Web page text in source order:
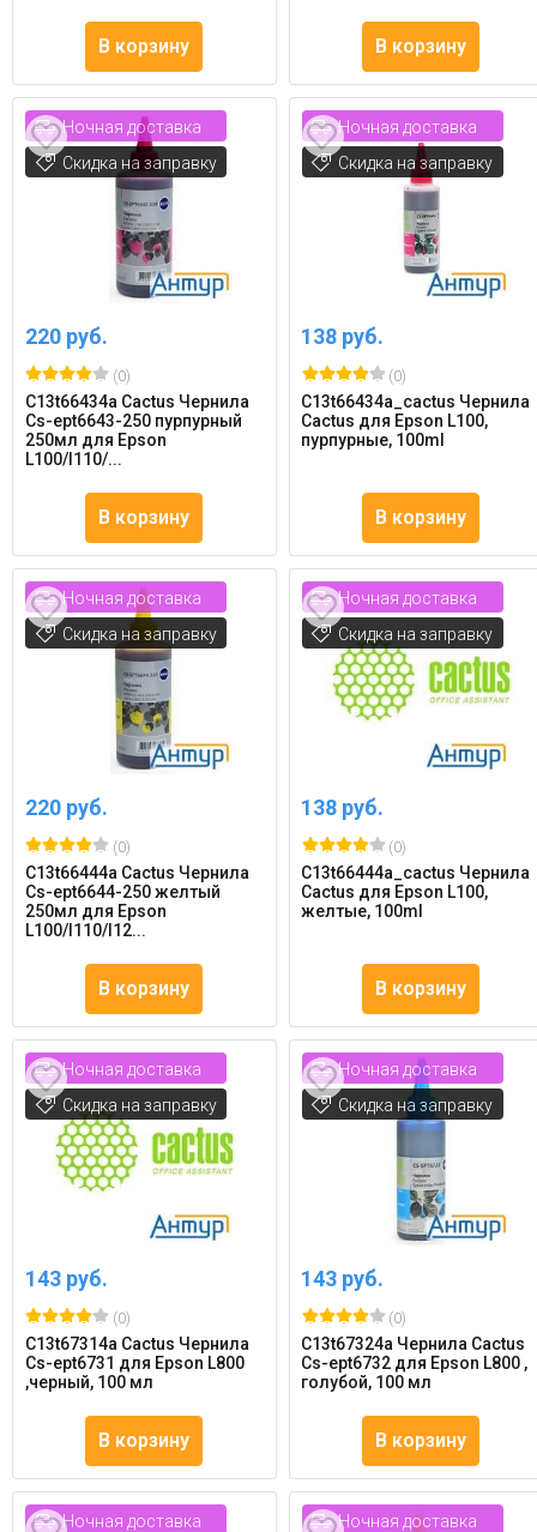
В корзину В корзину
Ночная доставка
Скидка на заправку
220 руб.
(0)
C13t66434a Cactus Чернила
Cs-ept6643-250 пурпурный
250мл для Epson
L100/l110/...
В корзину
Ночная доставка
Скидка на заправку
138 руб.
(0)
C13t66434a_cactus Чернила
Cactus для Epson L100,
пурпурные, 100ml
В корзину
Ночная доставка
Скидка на заправку
220 руб.
(0)
C13t66444a Cactus Чернила
Cs-ept6644-250 желтый
250мл для Epson
L100/l110/l12...
В корзину
Ночная доставка
Скидка на заправку
138 руб.
(0)
C13t66444a_cactus Чернила
Cactus для Epson L100,
желтые, 100ml
В корзину
Ночная доставка
Скидка на заправку
143 руб.
(0)
C13t67314a Cactus Чернила
Cs-ept6731 для Epson L800
,черный, 100 мл
В корзину
Ночная доставка
Скидка на заправку
143 руб.
(0)
C13t67324a Чернила Cactus
Cs-ept6732 для Epson L800 ,
голубой, 100 мл
В корзину
Ночная доставка
Ночная доставка